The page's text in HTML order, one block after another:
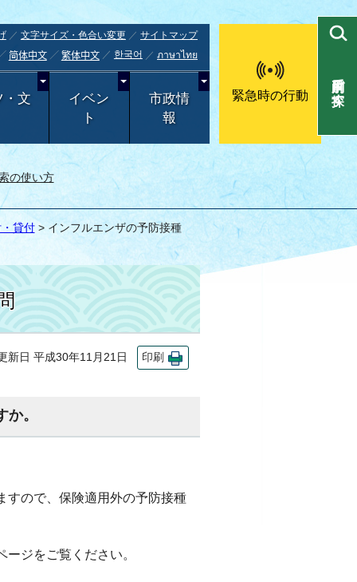
文字サイズ・色合い変更
サイトマップ
简体中文 繁体中文 한국어 ภาษาไทย
・文
イベン
ト
市政情
報
緊急時の行動
の使い方
目的別で探す
貸付> インフルエンザの予防接種
日 平成30年11月21日 印刷
。
すので、保険適用外の予防接種
ジをご覧ください。